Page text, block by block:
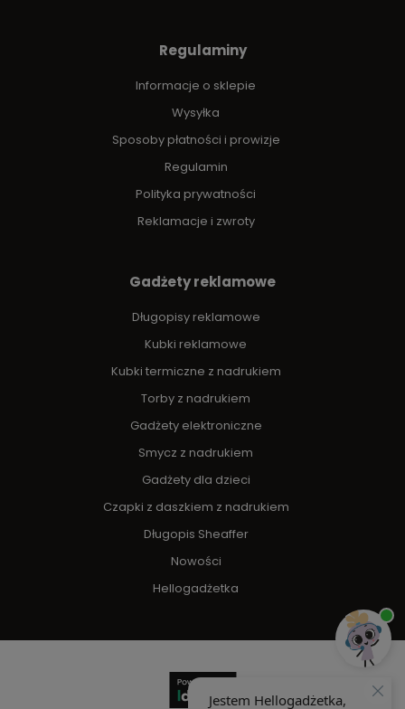
Regulaminy
Informacje o sklepie
Wysyłka
Sposoby płatności i prowizje
Regulamin
Polityka prywatności
Reklamacje i zwroty
Gadżety reklamowe
Długopisy reklamowe
Kubki reklamowe
Kubki termiczne z nadrukiem
Torby z nadrukiem
Gadżety elektroniczne
Smycz z nadrukiem
Gadżety dla dzieci
Czapki z daszkiem z nadrukiem
Długopis Sheaffer
Nowości
Hellogadżetka